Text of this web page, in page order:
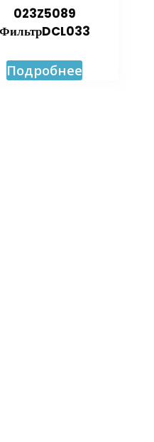
023Z5089
ФильтрDCL033
Подробнее